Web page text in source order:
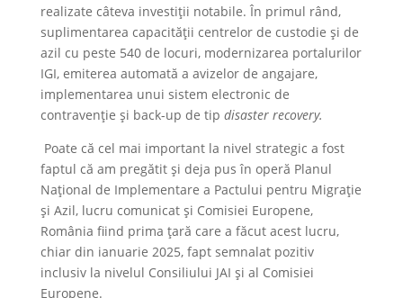
realizate câteva investiții notabile. În primul rând,
suplimentarea capacității centrelor de custodie și de
azil cu peste 540 de locuri, modernizarea portalurilor
IGI, emiterea automată a avizelor de angajare,
implementarea unui sistem electronic de
contravenție și back-up de tip disaster recovery.
Poate că cel mai important la nivel strategic a fost
faptul că am pregătit și deja pus în operă Planul
Național de Implementare a Pactului pentru Migrație
și Azil, lucru comunicat și Comisiei Europene,
România fiind prima țară care a făcut acest lucru,
chiar din ianuarie 2025, fapt semnalat pozitiv
inclusiv la nivelul Consiliului JAI și al Comisiei
Europene.